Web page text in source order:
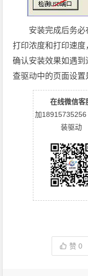
安装完成后务必
打印浓度和打印速
确认安装效果如遇
查驱动中的页面设置
在线微信客
加
装驱动
赞0